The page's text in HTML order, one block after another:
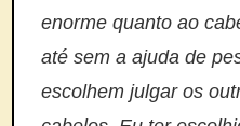
enorme quanto ao
até sem a ajuda de
escolhem julgar os